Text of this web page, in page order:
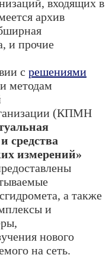
входящих в
архив
и прочие
с решениями
методам
(КПМН
средства
измерений»
а также
и
нового
на сеть.